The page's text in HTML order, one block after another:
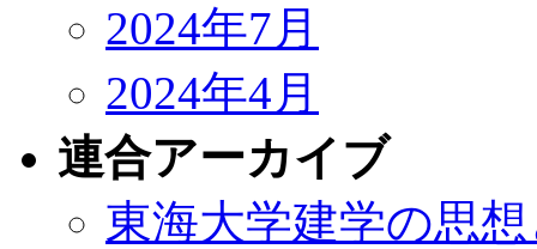
2024年7月
2024年4月
連合アーカイブ
東海大学建学の思